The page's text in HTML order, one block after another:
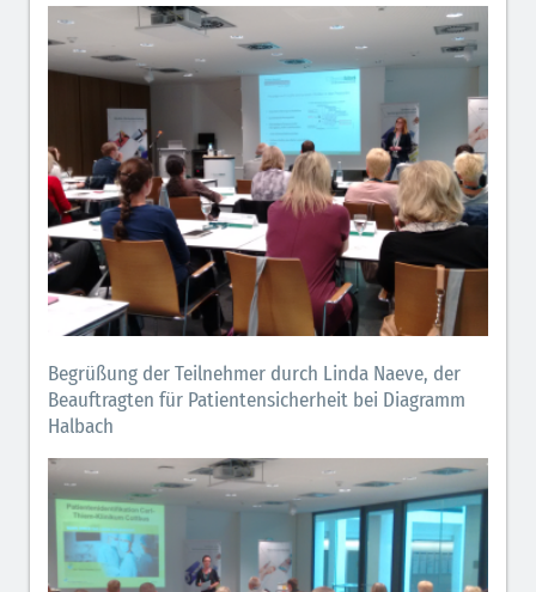
Begrüßung der Teilnehmer durch Linda Naeve, der
Beauftragten für Patientensicherheit bei Diagramm
Halbach